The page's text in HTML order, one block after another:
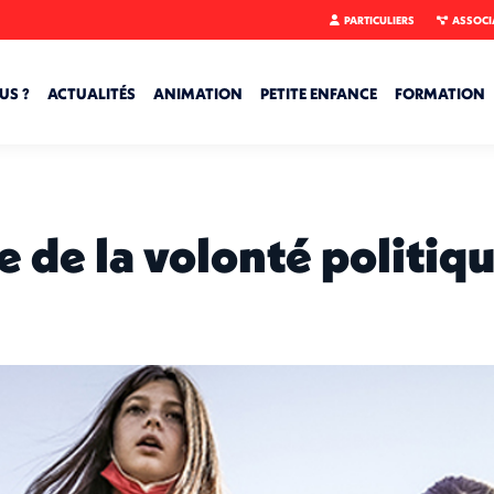
PARTICULIERS
? ACTUALITÉS ANIMATION PETITE ENFANCE FORMATION
de la volonté